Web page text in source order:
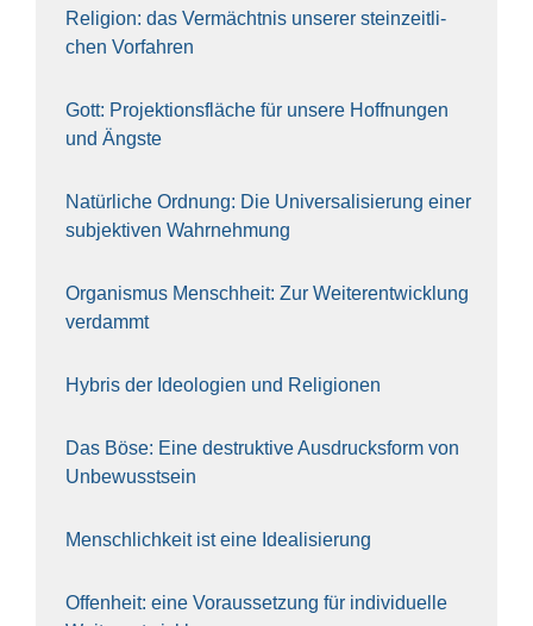
Reli­gi­on: das Ver­mächt­nis unse­rer stein­zeit­li­
chen Vor­fah­ren
Gott: Pro­jek­ti­ons­flä­che für unse­re Hoff­nun­gen
und Ängs­te
Natür­li­che Ord­nung: Die Uni­ver­sa­li­sie­rung einer
sub­jek­ti­ven Wahr­neh­mung
Orga­nis­mus Mensch­heit: Zur Wei­ter­ent­wick­lung
ver­dammt
Hybris der Ideo­lo­gien und Reli­gio­nen
Das Böse: Eine destruk­ti­ve Aus­drucks­form von
Unbe­wusst­sein
Mensch­lich­keit ist eine Idea­li­sie­rung
Offen­heit: eine Vor­aus­set­zung für indi­vi­du­el­le